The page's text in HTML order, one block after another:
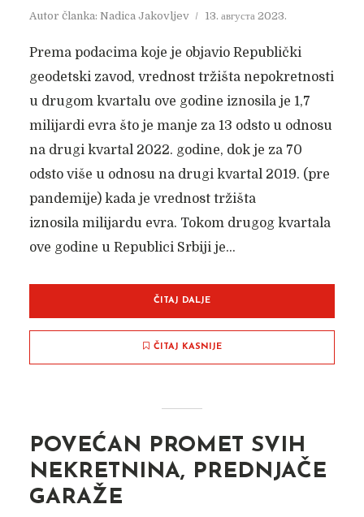
Autor članka: Nadica Jakovljev 13. августа 2023.
Prema podacima koje je objavio Republički
geodetski zavod, vrednost tržišta nepokretnosti
u drugom kvartalu ove godine iznosila je 1,7
milijardi evra što je manje za 13 odsto u odnosu
na drugi kvartal 2022. godine, dok je za 70
odsto više u odnosu na drugi kvartal 2019. (pre
pandemije) kada je vrednost tržišta
iznosila milijardu evra. Tokom drugog kvartala
ove godine u Republici Srbiji je...
ČITAJ DALJE
ČITAJ KASNIJE
POVEĆAN PROMET SVIH
NEKRETNINA, PREDNJAČE
GARAŽE